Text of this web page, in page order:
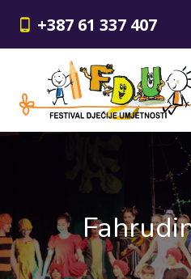
+387 61 337 407